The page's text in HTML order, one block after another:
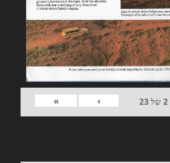
2של23
›
»